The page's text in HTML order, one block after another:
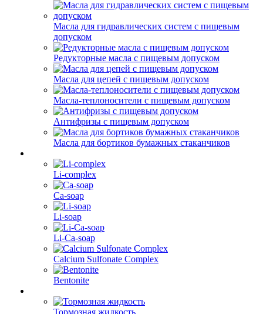
Масла для гидравлических систем с пищевым
допуском
Редукторные масла с пищевым допуском
Масла для цепей с пищевым допуском
Масла-теплоносители с пищевым допуском
Антифризы с пищевым допуском
Масла для бортиков бумажных стаканчиков
Li-complex
Ca-soap
Li-soap
Li-Ca-soap
Calcium Sulfonate Complex
Bentonite
Тормозная жидкость